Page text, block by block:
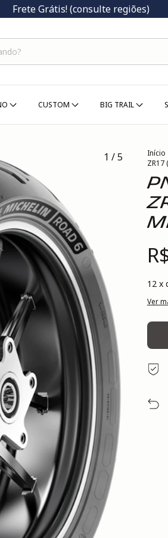
Frete Grátis! (consulte regiões)
CUSTOM BIG TRAIL
1 /5 Início
ZR17
12 x
Ver